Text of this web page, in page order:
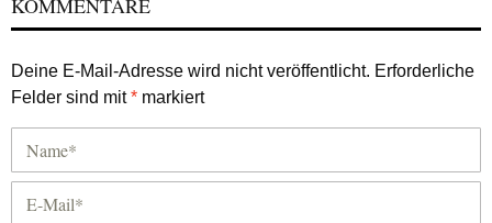
KOMMENTARE
Deine E-Mail-Adresse wird nicht veröffentlicht. Erforderliche
Felder sind mit* markiert